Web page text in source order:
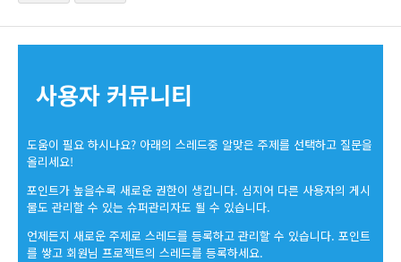
사용자 커뮤니티
도움이 필요 하시나요? 아래의 스레드중 알맞은 주제를 선택하고 질문을
올리세요!
포인트가 높을수록 새로운 권한이 생깁니다. 심지어 다른 사용자의 게시
물도 관리할 수 있는 슈퍼관리자도 될 수 있습니다.
언제든지 새로운 주제로 스레드를 등록하고 관리할 수 있습니다. 포인트
를 쌓고 회원님 프로젝트의 스레드를 등록하세요.